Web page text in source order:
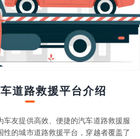
道路救援平台介绍
车友提供高效、便捷的汽车道路救援服
性的城市道路救援平台，穿越者覆盖了